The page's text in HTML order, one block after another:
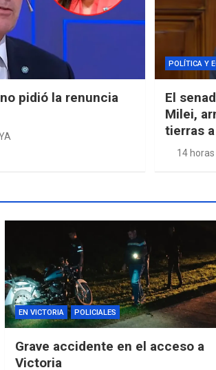
pidió la renuncia
POLÍTICA Y
El
Milei,
tierras
14
EN VICTORIA POLICIALES
Grave accidente en el acceso a
Victoria